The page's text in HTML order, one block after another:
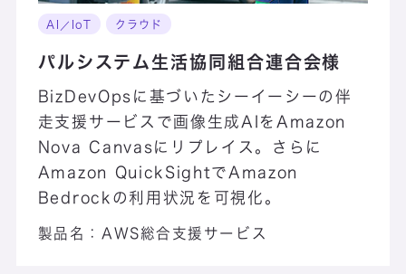
AI／IoT クラウド
パルシステム生活協同組合連合会様
BizDevOpsに基づいたシーイーシーの伴
走支援サービスで画像生成AIをAmazon
Nova Canvasにリプレイス。さらに
Amazon QuickSightでAmazon
Bedrockの利用状況を可視化。
製品名： AWS総合支援サービス